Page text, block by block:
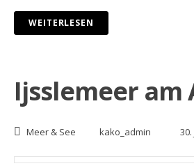
WEITERLESEN
Ijsslemeer am
Meer & See kako_admin